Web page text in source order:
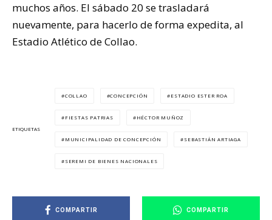
muchos años. El sábado 20 se trasladará
nuevamente, para hacerlo de forma expedita, al
Estadio Atlético de Collao.
ETIQUETAS
COLLAO CONCEPCIÓN ESTADIO ESTER ROA
FIESTAS PATRIAS HÉCTOR MUÑOZ
MUNICIPALIDAD DE CONCEPCIÓN SEBASTIÁN ARTIAGA
SEREMI DE BIENES NACIONALES
COMPARTIR COMPARTIR